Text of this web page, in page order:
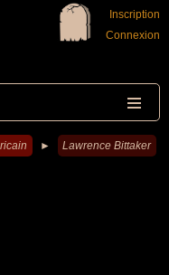
Inscription
Connexion
► Lawrence Bittaker